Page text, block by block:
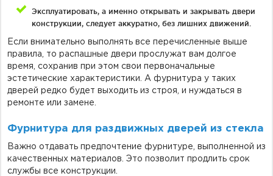
Эксплуатировать, а именно открывать и закрывать двери
конструкции, следует аккуратно, без лишних движений.
Если внимательно выполнять все перечисленные выше
правила, то распашные двери прослужат вам долгое
время, сохранив при этом свои первоначальные
эстетические характеристики. А фурнитура у таких
дверей редко будет выходить из строя, и нуждаться в
ремонте или замене.
Фурнитура для раздвижных дверей из стекла
Важно отдавать предпочтение фурнитуре, выполненной из
качественных материалов. Это позволит продлить срок
службы все конструкции.